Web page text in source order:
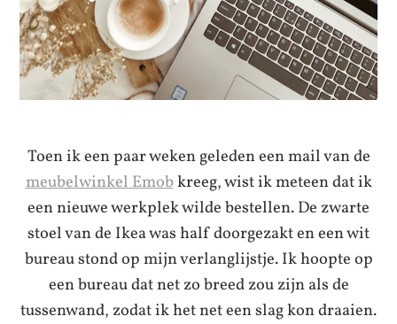
Toen ik een paar weken geleden een mail van de
meubelwinkel Emobkreeg, wist ik meteen dat ik
een nieuwe werkplek wilde bestellen. De zwarte
stoel van de Ikea was half doorgezakt en een wit
bureau stond op mijn verlanglijstje. Ik hoopte op
een bureau dat net zo breed zou zijn als de
tussenwand, zodat ik het net een slag kon draaien.